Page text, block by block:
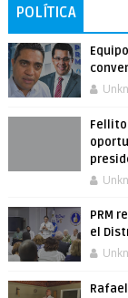
POLÍTICA
Fellito
PRM
el